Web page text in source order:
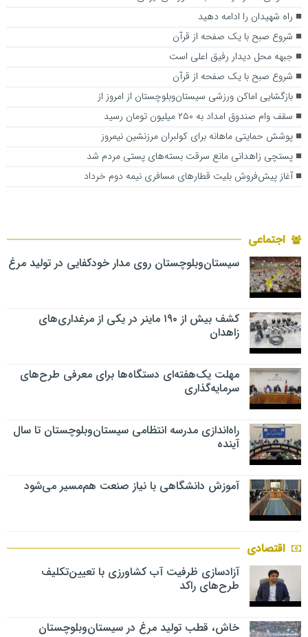
راه شهیدان را ادامه دهید
شروع صبح با یک صفحه از قرآن
جبهه محل دیدار رفیق اعلی است
شروع صبح با یک صفحه از قرآن
بازگشایی اماکن ورزشی سیستان‌وبلوچستان از امروز از
سقف وام صندوق امداد به ۲۵۰ میلیون تومان رسید
پوشش حمایتی ماهانه برای کولبران مرزنشین نیمروز
پستچی زاهدانی مانع سرقت بسته‌های پستی مردم شد
آغاز پیش‌فروش بلیت‌ قطارهای مسافری نیمه دوم خرداد
اجتماعی
سیستان‌وبلوچستان روی مدار خودکفایی در تولید مرغ
کشف بیش از ۱۹۰ ماینر در یکی از مرغداری‌های
زاهدان
مهلت یک‌هفته‌ای دستگاه‌ها برای معرفی طرح‌های
سرمایه‌گذاری
راه‌اندازی مدرسه انتظامی سیستان‌وبلوچستان تا سال
آینده
آموزش دانشگاهی با نیاز صنعت هم‌مسیر می‌شود
اقتصادی
آزادسازی ظرفیت آب کشاورزی با تعیین‌تکلیف
طرح‌های راکد
خاش، قطب تولید مرغ در سیستان‌وبلوچستان